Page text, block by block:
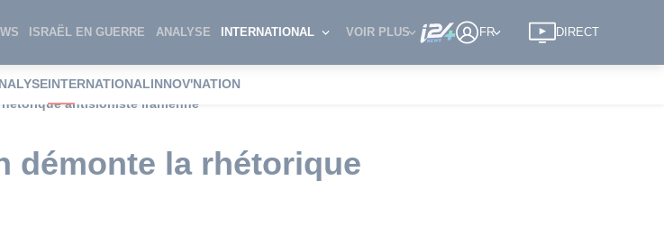
ISRAËL EN GUERRE ANALYSE INTERNATIONAL VOIR PLUS FR DIRECT
INTERNATIONALINNOV'NATION
antisioniste iranienne
démonte la rhétorique